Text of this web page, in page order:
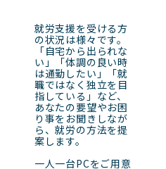
就労支援を受ける方
の状況は様々です。
「自宅から出られな
い」「体調の良い時
は通勤したい」「就
職ではなく独立を目
指している」など、
あなたの要望やお困
り事をお聞きしなが
ら、就労の方法を提
案します。
一人一台PCをご用意